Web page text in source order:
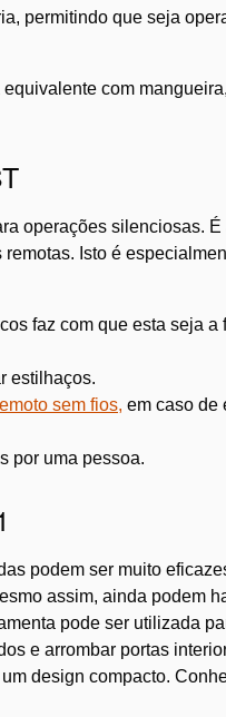
permitindo que seja
com
operações silenciosas.
Isto é
faz com que esta seja
estilhaços.
sem fios, em caso de
por uma pessoa.
podem ser muito
assim, ainda podem
pode ser utilizada
e arrombar portas
design compacto.